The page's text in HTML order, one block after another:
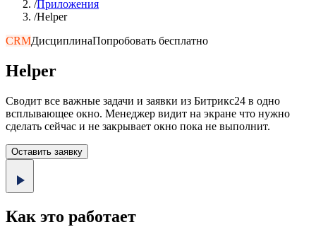
/Приложения
/Helper
CRMДисциплинаПопробовать бесплатно
Helper
Сводит все важные задачи и заявки из Битрикс24 в одно
всплывающее окно. Менеджер видит на экране что нужно
сделать сейчас и не закрывает окно пока не выполнит.
Оставить заявку
Как это работает